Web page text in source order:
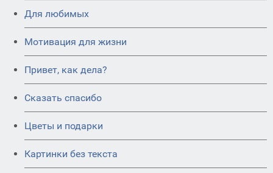
Для любимых
Мотивация для жизни
Привет, как дела?
Сказать спасибо
Цветы и подарки
Картинки без текста